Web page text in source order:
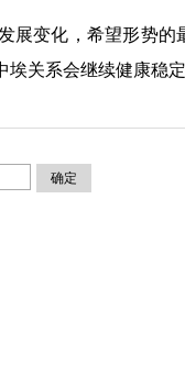
变化，希望形势的
埃关系会继续健康稳
确定